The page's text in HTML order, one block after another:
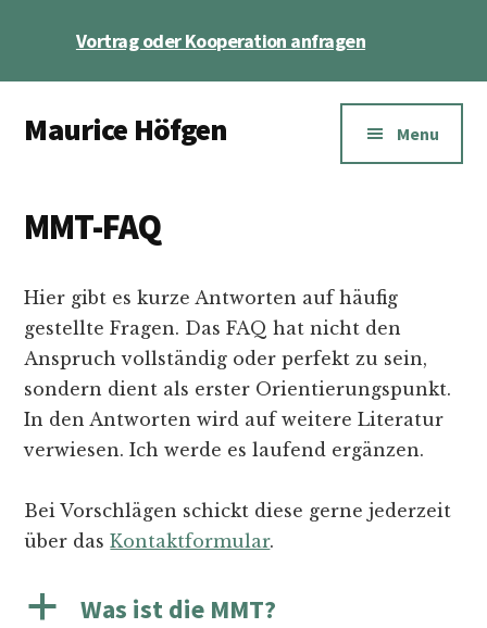
Vortrag oder Kooperation anfragen
menu
Maurice Höfgen
YouTuber
die
Welt
Menu
MMT-FAQ
Hier gibt es kurze Antworten auf häufig
gestellte Fragen. Das FAQ hat nicht den
Anspruch vollständig oder perfekt zu sein,
sondern dient als erster Orientierungspunkt.
In den Antworten wird auf weitere Literatur
verwiesen. Ich werde es laufend ergänzen.
Bei Vorschlägen schickt diese gerne jederzeit
über dasKontaktformular.
a Was ist die MMT?